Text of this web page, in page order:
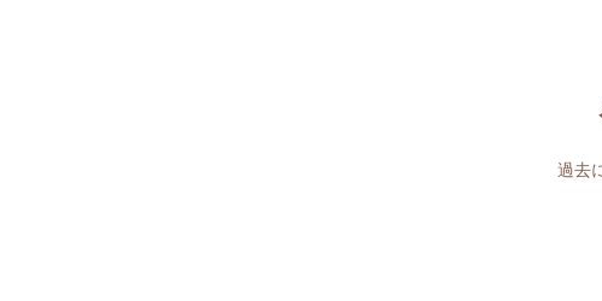
過去